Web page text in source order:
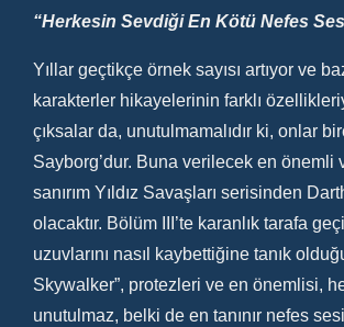
“Herkesin Sevdiği En Kötü Nefes
Yıllar geçtikçe örnek sayısı artıyor ve
karakterler hikayelerinin farklı
çıksalar da, unutulmamalıdır ki, onlar
Sayborg’dur. Buna verilecek en önemli
sanırım Yıldız Savaşları serisinden
olacaktır. Bölüm III’te karanlık tarafa
uzuvlarını nasıl kaybettiğine tanık
Skywalker”, protezleri ve en önemlisi,
unutulmaz, belki de en tanınır nefes